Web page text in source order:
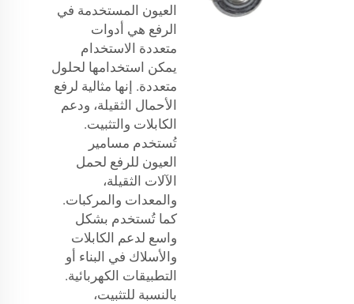
العيون المستخدمة في
الرفع هي أدوات
متعددة الاستخدام
يمكن استخدامها لحلول
متعددة. إنها مثالية لرفع
الأحمال الثقيلة، ودعم
الكابلات والتثبيت.
تُستخدم مسامير
العيون للرفع لحمل
الآلات الثقيلة،
والمعدات والمركبات.
كما تُستخدم بشكل
واسع لدعم الكابلات
والأسلاك في البناء أو
التطبيقات الكهربائية.
بالنسبة للتثبيت،